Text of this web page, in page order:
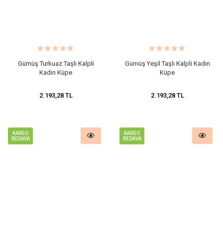
Gümüş Turkuaz Taşlı Kalpli
Kadın Küpe
2.193,28 TL
Gümüş Yeşil Taşlı Kalpli Kadın
Küpe
2.193,28 TL
KARGO
BEDAVA
KARGO
BEDAVA